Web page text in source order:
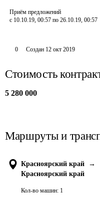
Приём предложений
с 10.10.19, 00:57 по 26.10.19, 00:57
0 Создан 12 окт 2019
Стоимость
5 280 000
Маршруты и
Красноярский край
→
Красноярский край
Кол-во машин: 1